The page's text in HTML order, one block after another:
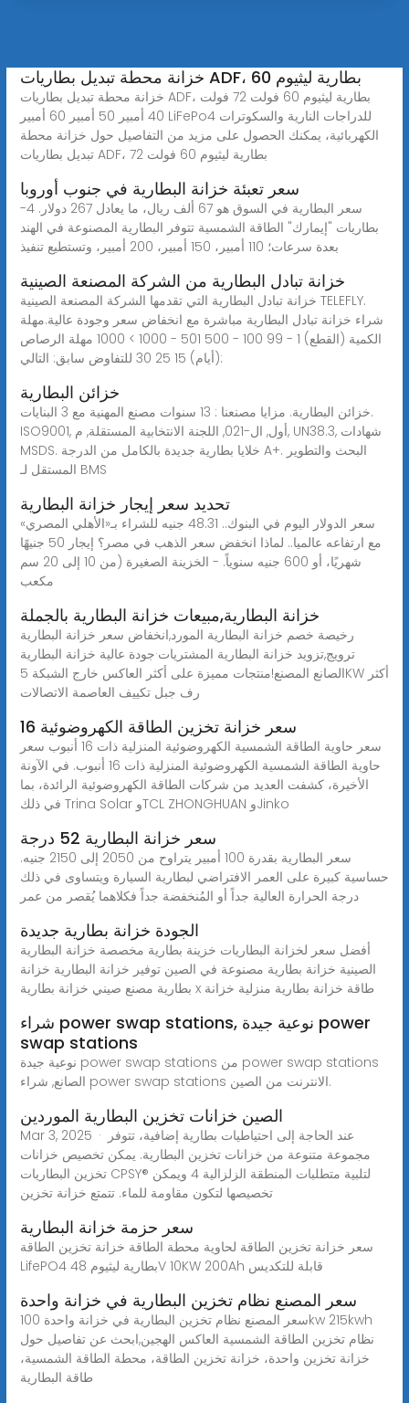
خزانة محطة تبديل بطاريات ADF، بطارية ليثيوم 60
خزانة محطة تبديل بطاريات ADF، بطارية ليثيوم 60 فولت 72 فولت
40 أمبير 50 أمبير 60 أمبير LiFePo4 للدراجات النارية والسكوترات
الكهربائية، يمكنك الحصول على مزيد من التفاصيل حول خزانة محطة
تبديل بطاريات ADF، بطارية ليثيوم 60 فولت 72
سعر تعبئة خزانة البطارية في جنوب أوروبا
سعر البطارية في السوق هو 67 ألف ريال، ما يعادل 267 دولار. 4-
بطاريات "إيمارك" الطاقة الشمسية تتوفر البطارية المصنوعة في الهند
بعدة سرعات؛ 110 أمبير، 150 أمبير، 200 أمبير، وتستطيع تنفيذ
خزانة تبادل البطارية من الشركة المصنعة الصينية
خزانة تبادل البطارية التي تقدمها الشركة المصنعة الصينية TELEFLY.
شراء خزانة تبادل البطارية مباشرة مع انخفاض سعر وجودة عالية.مهلة
الكمية (القطع) 1 - 99 100 - 500 501 - 1000 > 1000 مهلة الرصاص
(أيام) 15 25 30 للتفاوض سابق: التالي:
خزائن البطارية
خزائن البطارية. مزايا مصنعنا : 13 سنوات مصنع المهنية مع 3 البنايات.
ISO9001, أول, ال-021, اللجنة الانتخابية المستقلة, م, UN38.3, شهادات
MSDS. خلايا بطارية جديدة بالكامل من الدرجة A+. البحث والتطوير
المستقل لـ BMS
تحديد سعر إيجار خزانة البطارية
سعر الدولار اليوم في البنوك.. 48.31 جنيه للشراء بـ«الأهلي المصري»
مع ارتفاعه عالميا.. لماذا انخفض سعر الذهب في مصر؟ إيجار 50 جنيهًا
شهريًا، أو 600 جنيه سنوياً. - الخزينة الصغيرة (من 10 إلى 20 سم
مكعب
خزانة البطارية,مبيعات خزانة البطارية بالجملة
رخيصة خصم خزانة البطارية المورد,انخفاض سعر خزانة البطارية
ترويج,تزويد خزانة البطارية المشتريات·جودة عالية خزانة البطارية
الصانع المصنع!منتجات مميزة على أكثر العاكس خارج الشبكة 5KW أكثر
رف جبل تكييف العاصمة الاتصالات
16 سعر خزانة تخزين الطاقة الكهروضوئية
سعر حاوية الطاقة الشمسية الكهروضوئية المنزلية ذات 16 أنبوب سعر
حاوية الطاقة الشمسية الكهروضوئية المنزلية ذات 16 أنبوب. في الآونة
الأخيرة، كشفت العديد من شركات الطاقة الكهروضوئية الرائدة، بما
في ذلك Trina Solar وTCL ZHONGHUAN وJinko
سعر خزانة البطارية 52 درجة
سعر البطارية بقدرة 100 أمبير يتراوح من 2050 إلى 2150 جنيه.
حساسية كبيرة على العمر الافتراضي لبطارية السيارة ويتساوى في ذلك
درجة الحرارة العالية جداً أو المُنخفضة جداً فكلاهما يُقصر من عمر
الجودة خزانة بطارية جديدة
أفضل سعر لخزانة البطاريات خزينة بطارية مخصصة خزانة البطارية
الصينية خزانة بطارية مصنوعة في الصين توفير خزانة البطارية خزانة
بطارية مصنع صيني خزانة بطارية x طاقة خزانة بطارية منزلية خزانة
شراء power swap stations, نوعية جيدة power
swap stations
نوعية جيدة power swap stations من power swap stations
الصانع, شراء power swap stations الانترنت من الصين.
الصين خزانات تخزين البطارية الموردين
Mar 3, 2025 · عند الحاجة إلى احتياطيات بطارية إضافية، تتوفر
مجموعة متنوعة من خزانات تخزين البطارية. يمكن تخصيص خزانات
تخزين البطاريات CPSY® لتلبية متطلبات المنطقة الزلزالية 4 ويمكن
تخصيصها لتكون مقاومة للماء. تتمتع خزانة تخزين
سعر حزمة خزانة البطارية
سعر خزانة تخزين الطاقة لحاوية محطة الطاقة خزانة تخزين الطاقة
LifePO4 بطارية ليثيوم 48V 10KW 200Ah قابلة للتكديس
سعر المصنع نظام تخزين البطارية في خزانة واحدة
سعر المصنع نظام تخزين البطارية في خزانة واحدة 100kw 215kwh
نظام تخزين الطاقة الشمسية العاكس الهجين,ابحث عن تفاصيل حول
خزانة تخزين واحدة، خزانة تخزين الطاقة، محطة الطاقة الشمسية،
طاقة البطارية